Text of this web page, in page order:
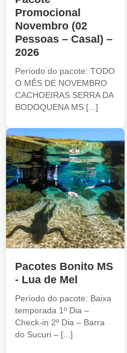
Promocional
Novembro (02
Pessoas – Casal) –
2026
Período do pacote: TODO
O MÊS DE NOVEMBRO
CACHOEIRAS SERRA DA
BODOQUENA MS [...]
Pacotes Bonito MS
- Lua de Mel
Período do pacote: Baixa
temporada 1º Dia –
Check-in 2º Dia – Barra
do Sucuri – [...]